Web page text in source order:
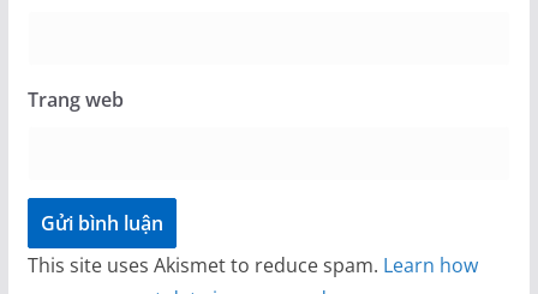
Trang web
This site uses Akismet to reduce spam. Learn how